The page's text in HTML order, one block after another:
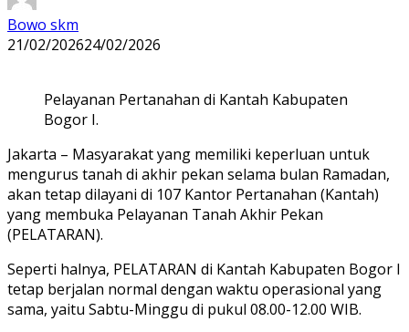
Bowo skm
21/02/202624/02/2026
Pelayanan Pertanahan di Kantah Kabupaten
Bogor I.
Jakarta – Masyarakat yang memiliki keperluan untuk
mengurus tanah di akhir pekan selama bulan Ramadan,
akan tetap dilayani di 107 Kantor Pertanahan (Kantah)
yang membuka Pelayanan Tanah Akhir Pekan
(PELATARAN).
Seperti halnya, PELATARAN di Kantah Kabupaten Bogor I
tetap berjalan normal dengan waktu operasional yang
sama, yaitu Sabtu-Minggu di pukul 08.00-12.00 WIB.